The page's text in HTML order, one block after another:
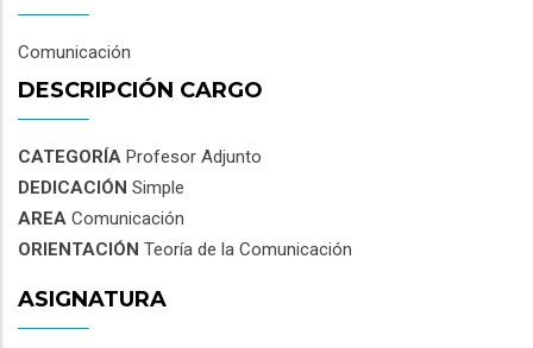
Comunicación
DESCRIPCIÓN CARGO
CATEGORÍA Profesor Adjunto
DEDICACIÓN Simple
AREA Comunicación
ORIENTACIÓN Teoría de la Comunicación
ASIGNATURA